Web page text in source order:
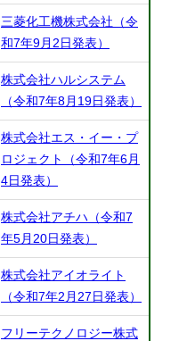
三菱化工機株式会社（令
和7年9月2日発表）
株式会社ハルシステム
（令和7年8月19日発表）
株式会社エス・イー・プ
ロジェクト（令和7年6月
4日発表）
株式会社アチハ（令和7
年5月20日発表）
株式会社アイオライト
（令和7年2月27日発表）
フリーテクノロジー株式